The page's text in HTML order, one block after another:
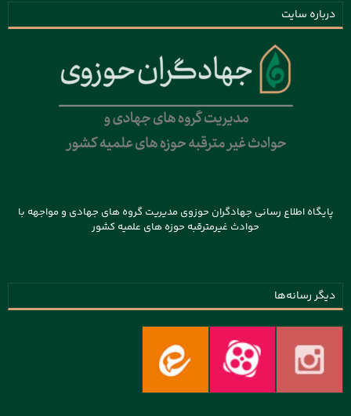
درباره سایت
پایگاه اطلاع رسانی جهادگران حوزوی مدیریت گروه های جهادی و مواجهه با
حوادث غیرمترقبه حوزه های علمیه کشور
دیگر رسانه‌ها